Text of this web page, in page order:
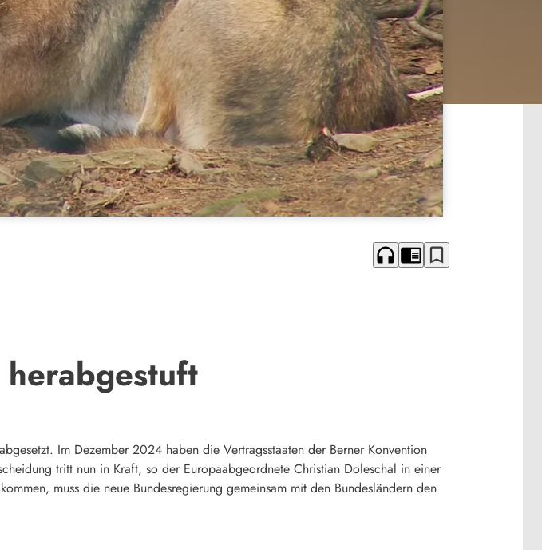
headphones chrome_reader_mode bookmark_border
Im Dezember 2024 haben die Vertragsstaaten der Berner Konvention
tritt nun in Kraft, so der Europaabgeordnete Christian Doleschal in einer
muss die neue Bundesregierung gemeinsam mit den Bundesländern den